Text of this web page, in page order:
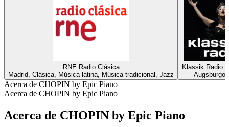
RNE Radio Clásica
Madrid, Clásica, Música latina, Música tradicional, Jazz
Klassik Radio
Acerca de CHOPIN by Epic Piano
Acerca de CHOPIN by Epic Piano
Acerca de CHOPIN by Epic Piano